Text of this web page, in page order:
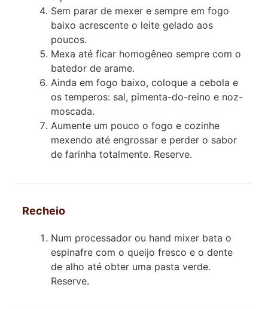
Sem parar de mexer e sempre em fogo
baixo acrescente o leite gelado aos
poucos.
Mexa até ficar homogêneo sempre com o
batedor de arame.
Ainda em fogo baixo, coloque a cebola e
os temperos: sal, pimenta-do-reino e noz-
moscada.
Aumente um pouco o fogo e cozinhe
mexendo até engrossar e perder o sabor
de farinha totalmente. Reserve.
Recheio
Num processador ou hand mixer bata o
espinafre com o queijo fresco e o dente
de alho até obter uma pasta verde.
Reserve.